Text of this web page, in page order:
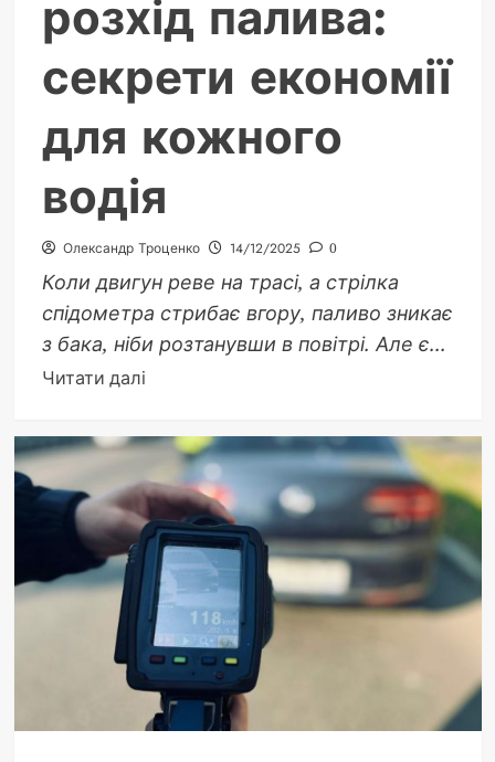
розхід палива:
секрети економії
для кожного
водія
Олександр Троценко 14/12/2025 0
Коли двигун реве на трасі, а стрілка
спідометра стрибає вгору, паливо зникає
з бака, ніби розтанувши в повітрі. Але є...
Читати даліДокладніше
При
швидкості
найменший
розхід
палива:
секрети
економії
для
кожного
водія